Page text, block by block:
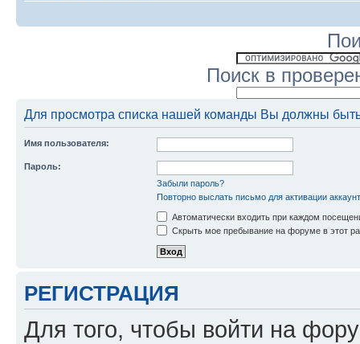
Поиск в
Для просмотра списка нашей команды Вы должны
Имя пользователя:
Пароль:
Забыли пароль?
Повторно выслать письмо для активации
Автоматически входить при каждом
Скрыть мое пребывание на форуме в этот
РЕГИСТРАЦИЯ
Для того, чтобы войти на